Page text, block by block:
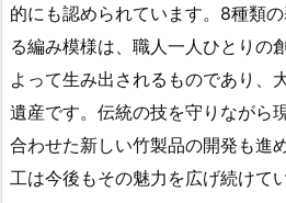
的にも認められています。8種類
る編み模様は、職人一人ひとりの
よって生み出されるものであり、
遺産です。伝統の技を守りながら
合わせた新しい竹製品の開発も進
工は今後もその魅力を広げ続けて